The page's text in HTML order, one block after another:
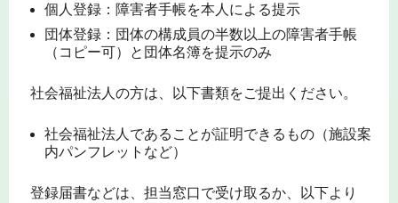
個人登録：障害者手帳を本人による提示
団体登録：団体の構成員の半数以上の障害者手帳
（コピー可）と団体名簿を提示のみ
社会福祉法人の方は、以下書類をご提出ください。
社会福祉法人であることが証明できるもの（施設案
内パンフレットなど）
登録届書などは、担当窓口で受け取るか、以下より